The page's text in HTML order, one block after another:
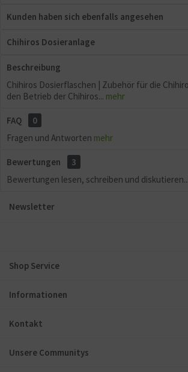
Kunden haben sich ebenfalls angesehen
Chihiros Dosieranlage
Beschreibung
Chihiros Dosierflaschen | Zubehör für die
den Betrieb der Chihiros... mehr
FAQ
0
Fragen und Antworten mehr
Bewertungen
3
Bewertungen lesen, schreiben und diskutieren...
Newsletter
Shop Service
Informationen
Kontakt
Unsere Communitys